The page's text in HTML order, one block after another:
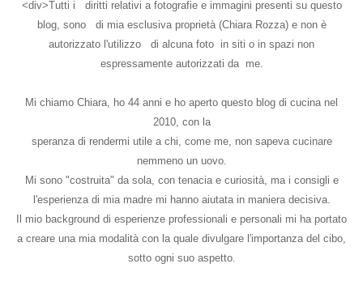
<div>Tutti i diritti relativi a fotografie e immagini presenti su questo
blog, sono di mia esclusiva proprietà (Chiara Rozza) e non è
autorizzato l'utilizzo di alcuna foto in siti o in spazi non
espressamente autorizzati da me.
Mi chiamo Chiara, ho 44 anni e ho aperto questo blog di cucina nel
2010, con la
speranza di rendermi utile a chi, come me, non sapeva cucinare
nemmeno un uovo.
Mi sono "costruita" da sola, con tenacia e curiosità, ma i consigli e
l'esperienza di mia madre mi hanno aiutata in maniera decisiva.
Il mio background di esperienze professionali e personali mi ha portato
a creare una mia modalità con la quale divulgare l'importanza del cibo,
sotto ogni suo aspetto.